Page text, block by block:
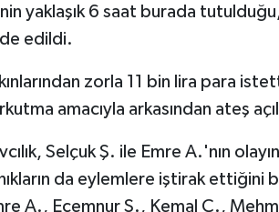
yaklaşık 6 saat burada
edildi.
zorla 11 bin lira para
amacıyla arkasından ateş
Selçuk Ş. ile Emre A.'nın
da eylemlere iştirak ettiğini
A., Ecemnur S., Kemal Ç.,